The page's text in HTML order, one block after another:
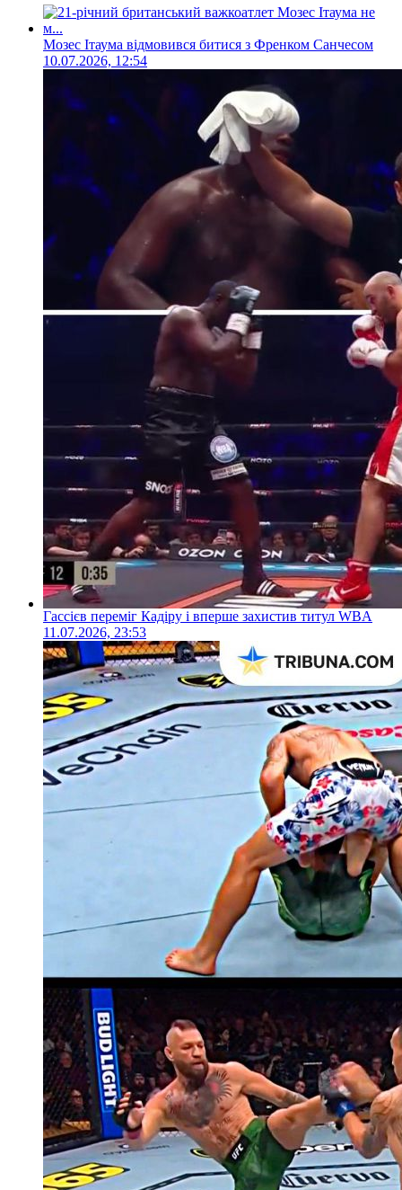
Мозес Ітаума відмовився битися з Френком Санчесом
10.07.2026, 12:54
Гассієв переміг Кадіру і вперше захистив титул WBA
11.07.2026, 23:53